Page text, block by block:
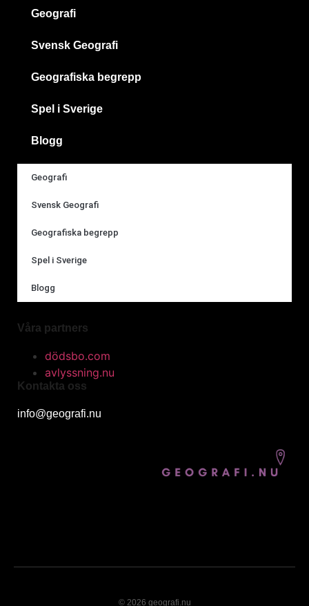
Geografi
Svensk Geografi
Geografiska begrepp
Spel i Sverige
Blogg
Geografi
Svensk Geografi
Geografiska begrepp
Spel i Sverige
Blogg
Våra partners
dödsbo.com
avlyssning.nu
Kontakta oss
info@geografi.nu
© 2026 geografi.nu